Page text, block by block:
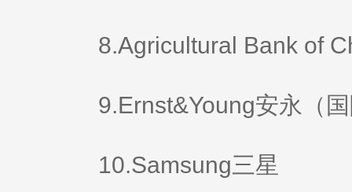
8.Agricultural Bank of
9.Ernst&Young安永（国
10.Samsung三星